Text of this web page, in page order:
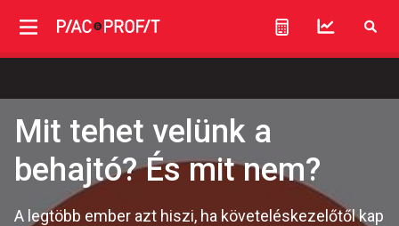
Mit tehet velünk a
behajtó? És mit nem?
A legtöbb ember azt hiszi, ha követeléskezelőtől kap